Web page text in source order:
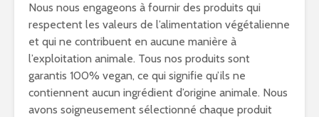
Nous nous engageons à fournir des produits qui
respectent les valeurs de l’alimentation végétalienne
et qui ne contribuent en aucune manière à
l’exploitation animale. Tous nos produits sont
garantis 100% vegan, ce qui signifie qu’ils ne
contiennent aucun ingrédient d’origine animale. Nous
avons soigneusement sélectionné chaque produit